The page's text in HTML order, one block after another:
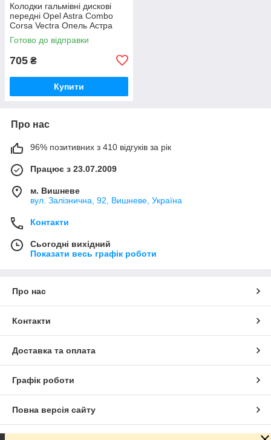
Колодки гальмівні дискові
передні Opel Astra Combo
Corsa Vectra Опель Астра
Комбо Корса Вектра
Готово до відправки
705 ₴
Купити
Про нас
96% позитивних з 410 відгуків за рік
Працює з 23.07.2009
м. Вишневе
вул. Залізнична, 92, Вишневе, Україна
Контакти
Сьогодні вихідний
Показати весь графік роботи
Про нас
Контакти
Доставка та оплата
Графік роботи
Повна версія сайту